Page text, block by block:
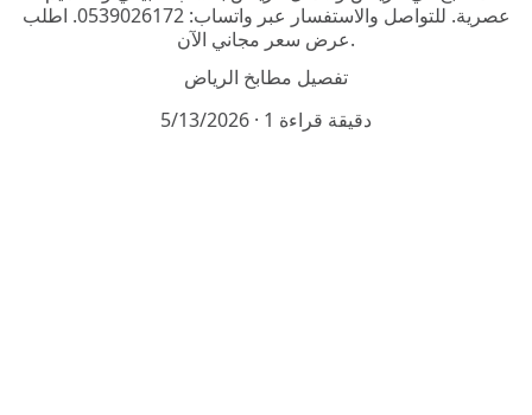
عصرية. للتواصل والاستفسار عبر واتساب: 0539026172. اطلب
عرض سعر مجاني الآن.
تفصيل مطابخ الرياض
5/13/2026
1 دقيقة قراءة